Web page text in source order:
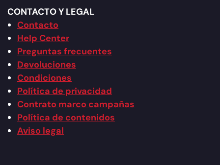
CONTACTO Y LEGAL
Contacto
Help Center
Preguntas frecuentes
Devoluciones
Condiciones
Política de privacidad
Contrato marco campañas
Política de contenidos
Aviso legal